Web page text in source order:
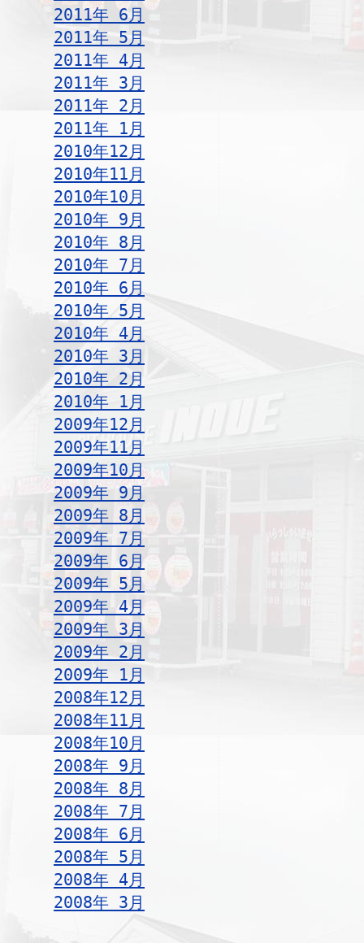
2011年 6月
2011年 5月
2011年 4月
2011年 3月
2011年 2月
2011年 1月
2010年12月
2010年11月
2010年10月
2010年 9月
2010年 8月
2010年 7月
2010年 6月
2010年 5月
2010年 4月
2010年 3月
2010年 2月
2010年 1月
2009年12月
2009年11月
2009年10月
2009年 9月
2009年 8月
2009年 7月
2009年 6月
2009年 5月
2009年 4月
2009年 3月
2009年 2月
2009年 1月
2008年12月
2008年11月
2008年10月
2008年 9月
2008年 8月
2008年 7月
2008年 6月
2008年 5月
2008年 4月
2008年 3月